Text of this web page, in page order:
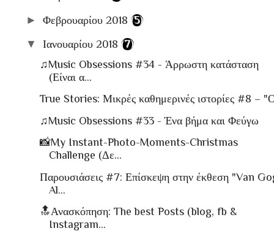
► Φεβρουαρίου 2018 (5)
▼ Ιανουαρίου 2018 (7)
♫Music Obsessions #34 - Άρρωστη κατάσταση
(Είναι α...
True Stories: Μικρές καθημερινές ιστορίες #8 –
♫Music Obsessions #33 - Ένα βήμα και Φεύγω
📸My Instant-Photo-Moments-Christmas
Challenge (Δε...
Παρουσιάσεις #7: Επίσκεψη στην έκθεση "Van
Al...
🔝Ανασκόπηση: The best Posts (blog, fb &
Instagram...